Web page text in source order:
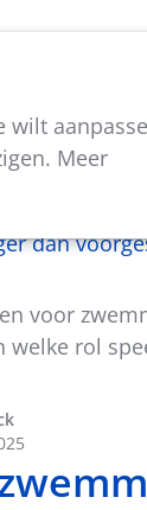
wilt
Meer
dan
voor
rol